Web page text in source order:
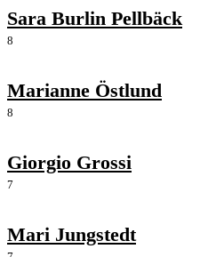
Sara Burlin Pellbäck
8
Marianne Östlund
8
Giorgio Grossi
7
Mari Jungstedt